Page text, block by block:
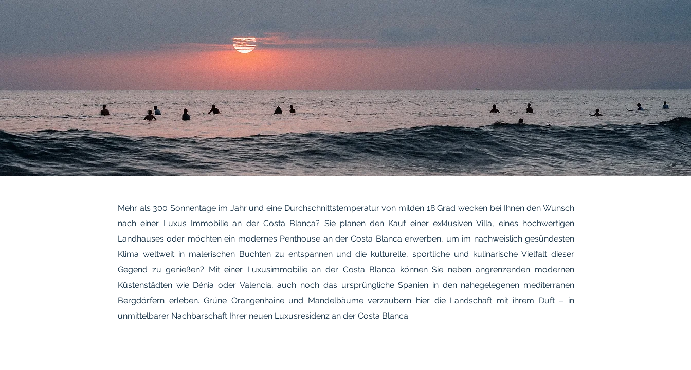
Mehr als 300 Sonnentage im Jahr und eine Durchschnittstemperatur von milden 18 Grad wecken bei Ihnen den Wunsch
nach einer Luxus Immobilie an der Costa Blanca? Sie planen den Kauf einer exklusiven Villa, eines hochwertigen
Landhauses oder möchten ein modernes Penthouse an der Costa Blanca erwerben, um im nachweislich gesündesten
Klima weltweit in malerischen Buchten zu entspannen und die kulturelle, sportliche und kulinarische Vielfalt dieser
Gegend zu genießen? Mit einer Luxusimmobilie an der Costa Blanca können Sie neben angrenzenden modernen
Küstenstädten wie Dénia oder Valencia, auch noch das ursprüngliche Spanien in den nahegelegenen mediterranen
Bergdörfern erleben. Grüne Orangenhaine und Mandelbäume verzaubern hier die Landschaft mit ihrem Duft – in
unmittelbarer Nachbarschaft Ihrer neuen Luxusresidenz an der Costa Blanca.